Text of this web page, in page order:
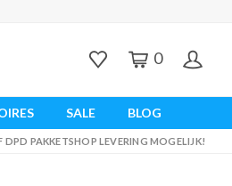
0
SALE BLOG
DPD PAKKETSHOP LEVERING MOGELIJK!